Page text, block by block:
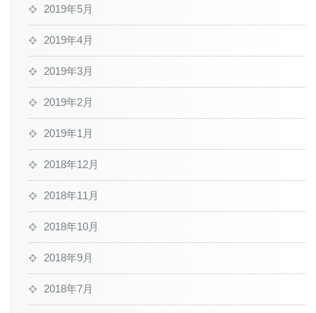
2019年5月
2019年4月
2019年3月
2019年2月
2019年1月
2018年12月
2018年11月
2018年10月
2018年9月
2018年7月